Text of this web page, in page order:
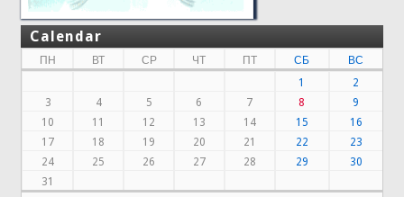
Calendar
ПН ВТ СР ЧТ ПТ СБ
ВС
1
2
3
4 5 6 7 8
9
10
11 12 13 14 15
16
17
18 19 20 21 22
23
24
25 26 27 28 29
30
31